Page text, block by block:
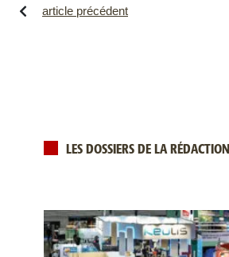
article précédent
LES DOSSIERS DE LA RÉDACTION